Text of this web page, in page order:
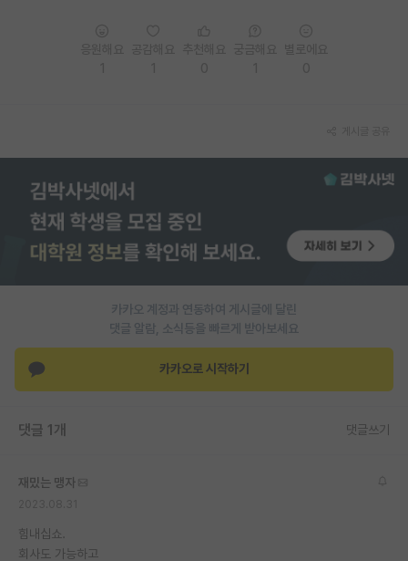
반도체/AI 게시판
장학금/장학생 게시판
학술 정보 게시판
유학교육
반도체 아카데미
재팬라운지 🌸
카카오 계정과 연동하여 게시글에 달린
댓글 알람, 소식등을 빠르게 받아보세요
카카오로 시작하기
댓글 1개 댓글쓰기
재밌는 맹자
힘내십쇼.
회사도 가능하고